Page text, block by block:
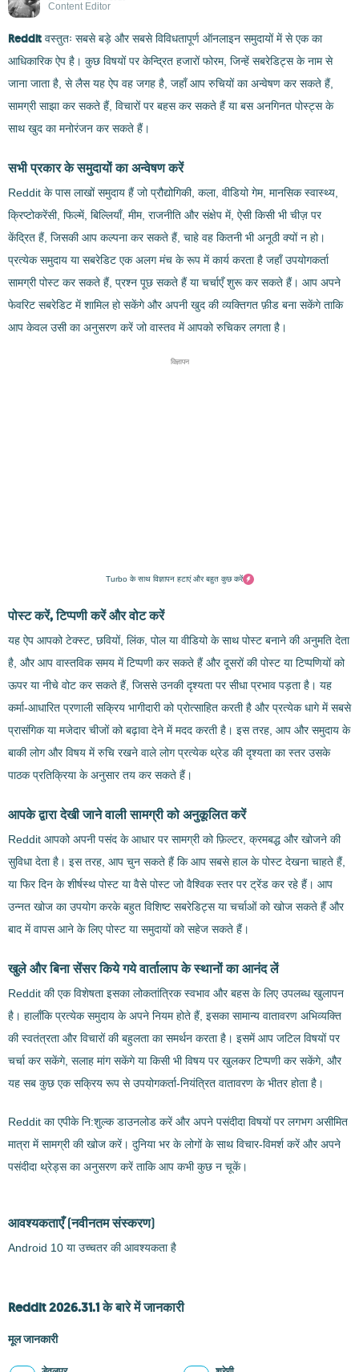
Content Editor
Reddit वस्तुतः सबसे बड़े और सबसे विविधतापूर्ण ऑनलाइन समुदायों में से एक का
आधिकारिक ऐप है। कुछ विषयों पर केन्द्रित हजारों फोरम, जिन्हें सबरेडिट्स के नाम से
जाना जाता है, से लैस यह ऐप वह जगह है, जहाँ आप रुचियों का अन्वेषण कर सकते हैं,
सामग्री साझा कर सकते हैं, विचारों पर बहस कर सकते हैं या बस अनगिनत पोस्ट्स के
साथ खुद का मनोरंजन कर सकते हैं।
सभी प्रकार के समुदायों का अन्वेषण करें
Reddit के पास लाखों समुदाय हैं जो प्रौद्योगिकी, कला, वीडियो गेम, मानसिक स्वास्थ्य,
क्रिप्टोकरेंसी, फिल्में, बिल्लियाँ, मीम, राजनीति और संक्षेप में, ऐसी किसी भी चीज़ पर
केंद्रित हैं, जिसकी आप कल्पना कर सकते हैं, चाहे वह कितनी भी अनूठी क्यों न हो।
प्रत्येक समुदाय या सबरेडिट एक अलग मंच के रूप में कार्य करता है जहाँ उपयोगकर्ता
सामग्री पोस्ट कर सकते हैं, प्रश्न पूछ सकते हैं या चर्चाएँ शुरू कर सकते हैं। आप अपने
फेवरिट सबरेडिट में शामिल हो सकेंगे और अपनी खुद की व्यक्तिगत फ़ीड बना सकेंगे ताकि
आप केवल उसी का अनुसरण करें जो वास्तव में आपको रुचिकर लगता है।
विज्ञापन
Turbo के साथ विज्ञापन हटाएं और बहुत कुछ करें
पोस्ट करें, टिप्पणी करें और वोट करें
यह ऐप आपको टेक्स्ट, छवियों, लिंक, पोल या वीडियो के साथ पोस्ट बनाने की अनुमति देता
है, और आप वास्तविक समय में टिप्पणी कर सकते हैं और दूसरों की पोस्ट या टिप्पणियों को
ऊपर या नीचे वोट कर सकते हैं, जिससे उनकी दृश्यता पर सीधा प्रभाव पड़ता है। यह
कर्मा-आधारित प्रणाली सक्रिय भागीदारी को प्रोत्साहित करती है और प्रत्येक धागे में सबसे
प्रासंगिक या मजेदार चीजों को बढ़ावा देने में मदद करती है। इस तरह, आप और समुदाय के
बाकी लोग और विषय में रुचि रखने वाले लोग प्रत्येक थ्रेड की दृश्यता का स्तर उसके
पाठक प्रतिक्रिया के अनुसार तय कर सकते हैं।
आपके द्वारा देखी जाने वाली सामग्री को अनुकूलित करें
Reddit आपको अपनी पसंद के आधार पर सामग्री को फ़िल्टर, क्रमबद्ध और खोजने की
सुविधा देता है। इस तरह, आप चुन सकते हैं कि आप सबसे हाल के पोस्ट देखना चाहते हैं,
या फिर दिन के शीर्षस्थ पोस्ट या वैसे पोस्ट जो वैश्विक स्तर पर ट्रेंड कर रहे हैं। आप
उन्नत खोज का उपयोग करके बहुत विशिष्ट सबरेडिट्स या चर्चाओं को खोज सकते हैं और
बाद में वापस आने के लिए पोस्ट या समुदायों को सहेज सकते हैं।
खुले और बिना सेंसर किये गये वार्तालाप के स्थानों का आनंद लें
Reddit की एक विशेषता इसका लोकतांत्रिक स्वभाव और बहस के लिए उपलब्ध खुलापन
है। हालाँकि प्रत्येक समुदाय के अपने नियम होते हैं, इसका सामान्य वातावरण अभिव्यक्ति
की स्वतंत्रता और विचारों की बहुलता का समर्थन करता है। इसमें आप जटिल विषयों पर
चर्चा कर सकेंगे, सलाह मांग सकेंगे या किसी भी विषय पर खुलकर टिप्पणी कर सकेंगे, और
यह सब कुछ एक सक्रिय रूप से उपयोगकर्ता-नियंत्रित वातावरण के भीतर होता है।
Reddit का एपीके नि:शुल्क डाउनलोड करें और अपने पसंदीदा विषयों पर लगभग असीमित
मात्रा में सामग्री की खोज करें। दुनिया भर के लोगों के साथ विचार-विमर्श करें और अपने
पसंदीदा थ्रेड्स का अनुसरण करें ताकि आप कभी कुछ न चूकें।
आवश्यकताएँ(नवीनतम संस्करण)
Android 10 या उच्चतर की आवश्यकता है
Reddit 2026.31.1 के बारे में जानकारी
मूल जानकारी